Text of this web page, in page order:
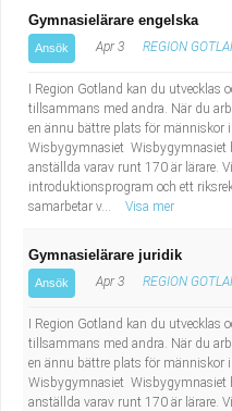
Gymnasielärare engelska
Ansök Apr 3 REGION
I Region Gotland kan du utvecklas
tillsammans med andra. När du
en ännu bättre plats för människor
Wisbygymnasiet Wisbygymnasiet
anställda varav runt 170 är lärare.
introduktionsprogram och ett
samarbetar v...
Visa mer
Gymnasielärare juridik
Ansök Apr 3 REGION
I Region Gotland kan du utvecklas
tillsammans med andra. När du
en ännu bättre plats för människor
Wisbygymnasiet Wisbygymnasiet
anställda varav runt 170 är lärare.